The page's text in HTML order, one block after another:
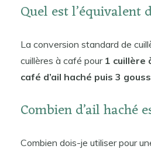
Quel est l’équivalent
La conversion standard de
cuillères à café pour 1 cuillère
café d’ail haché puis 3
Combien d’ail haché
Combien dois-je utiliser pour